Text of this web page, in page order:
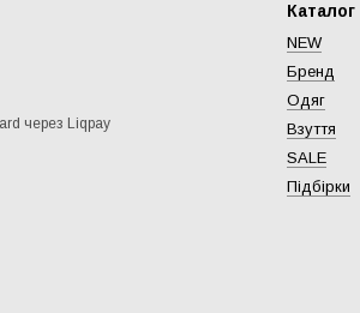
Каталог
NEW
Бренд
Одяг
Взуття
SALE
Підбірки